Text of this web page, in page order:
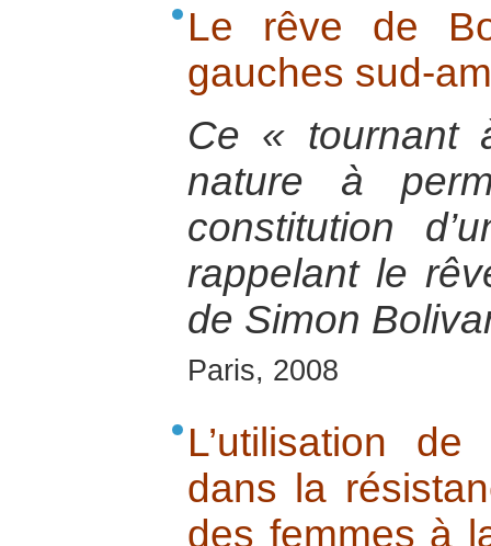
Le rêve de
gauches sud-
Ce « tournant
nature à
constitution
rappelant le
de Simon
Paris, 2008
L’utilisation
dans la
des femmes à